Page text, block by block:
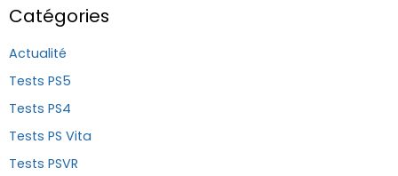
Catégories
Actualité
Tests PS5
Tests PS4
Tests PS Vita
Tests PSVR